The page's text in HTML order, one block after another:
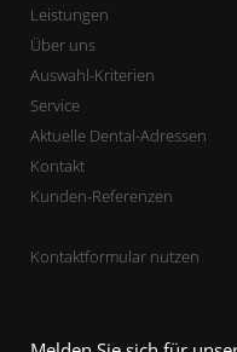
Leistungen
Über uns
Auswahl-Kriterien
Service
Aktuelle Dental-Adressen
Kontakt
Kunden-Referenzen
Kontaktformular nutzen